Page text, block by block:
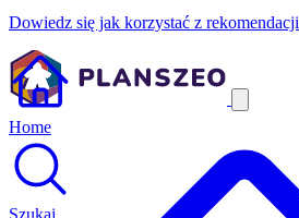
Dowiedz się jak korzystać z rekomendacji
Home
Szukaj